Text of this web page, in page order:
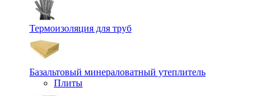
Термоизоляция для труб
Базальтовый минераловатный утеплитель
Плиты